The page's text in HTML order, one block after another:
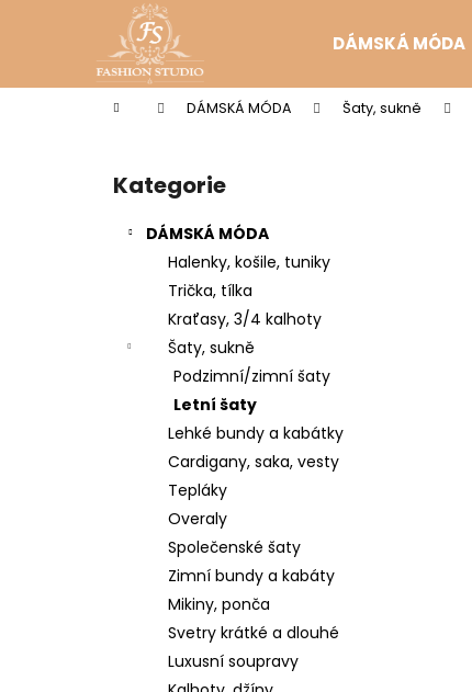
DÁMSKÁ MÓDA
Domů DÁMSKÁ MÓDA Šaty, sukně
Přeskočit
kategorie
Kategorie
DÁMSKÁ MÓDA
Halenky, košile, tuniky
Trička, tílka
Kraťasy, 3/4 kalhoty
Šaty, sukně
Podzimní/zimní šaty
Letní šaty
Lehké bundy a kabátky
Cardigany, saka, vesty
Tepláky
Overaly
Společenské šaty
Zimní bundy a kabáty
Mikiny, ponča
Svetry krátké a dlouhé
Luxusní soupravy
í
Zpět
do
Zpět
do
LUXUSNÍ ZIMNÍ BUNDA S PRAVOU
KOŽEŠINOU
4 799 Kč
Původně: 5 999 Kč